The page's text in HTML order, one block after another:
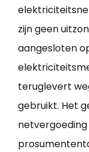
zijn geen
aangesloten
teruglevert
gebruikt. Het